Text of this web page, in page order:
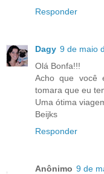
Responder
Dagy 9 de maio
Olá Bonfa!!!
Acho que você
tomara que eu
Uma ótima
Beijks
Responder
Anônimo 9 de